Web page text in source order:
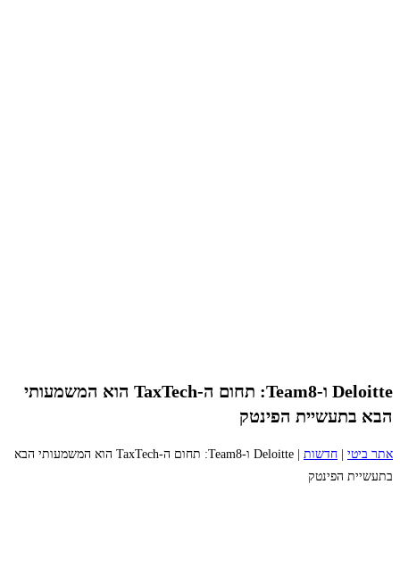
Deloitte ו-Team8: תחום ה-TaxTech הוא המשמעותי
הבא בתעשיית הפינטק
אתר ביטי חדשות
Deloitte ו-Team8: תחום ה-TaxTech הוא המשמעותי הבא
בתעשיית הפינטק